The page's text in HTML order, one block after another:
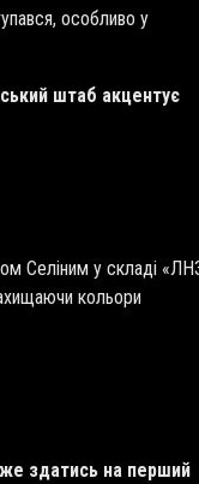
особливо у
штаб акцентує
Селіним у складі
кольори
здатись на перший